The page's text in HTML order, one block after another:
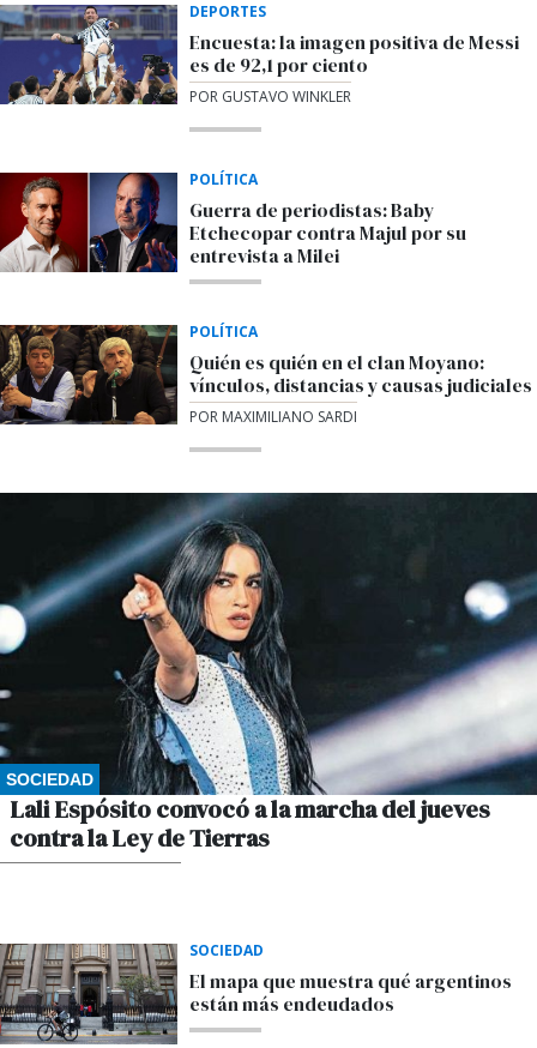
DEPORTES
Encuesta: la imagen positiva de Messi
es de 92,1 por ciento
POR GUSTAVO WINKLER
POLÍTICA
Guerra de periodistas: Baby
Etchecopar contra Majul por su
entrevista a Milei
POLÍTICA
Quién es quién en el clan Moyano:
vínculos, distancias y causas judiciales
POR MAXIMILIANO SARDI
SOCIEDAD
Lali Espósito convocó a la marcha del jueves
contra la Ley de Tierras
SOCIEDAD
El mapa que muestra qué argentinos
están más endeudados